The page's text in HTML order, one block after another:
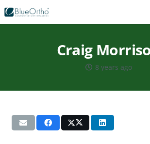
Craig
8 years ago